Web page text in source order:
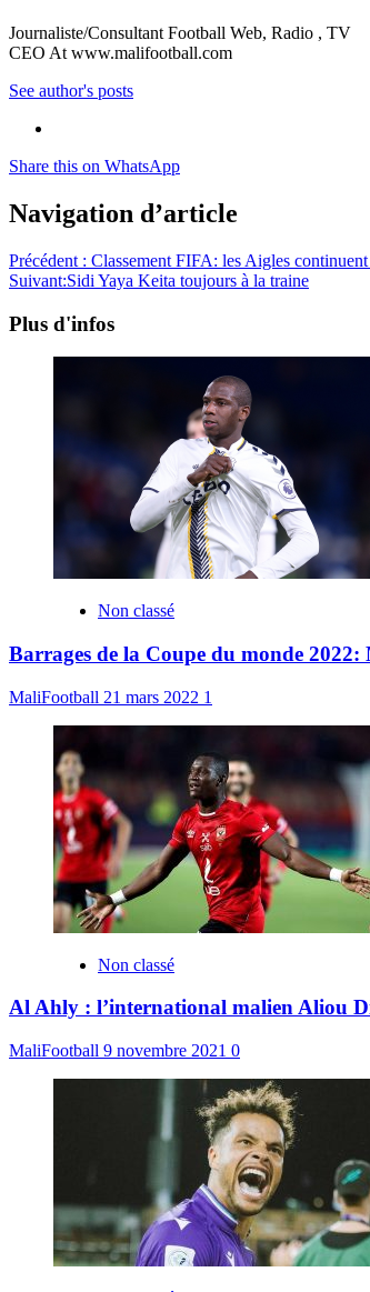
Journaliste/Consultant Football Web, Radio , TV
CEO At www.malifootball.com
See author's posts
Share this on WhatsApp
Navigation d’article
Précédent : Classement FIFA: les Aigles
Suivant:Sidi Yaya Keita toujours à la traine
Plus d'infos
Non classé
Barrages de la Coupe du monde
MaliFootball 21 mars 2022 1
Non classé
Al Ahly : l’international malien Aliou
MaliFootball 9 novembre 2021 0